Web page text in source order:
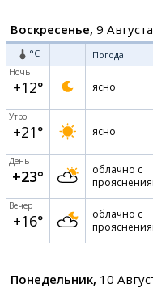
Воскресенье, 9 Августа
°C Погода
Ночь
+12° ясно
Утро
+21° ясно
День
+23°
облачно с
Вечер
+16°
облачно с
Понедельник, 10